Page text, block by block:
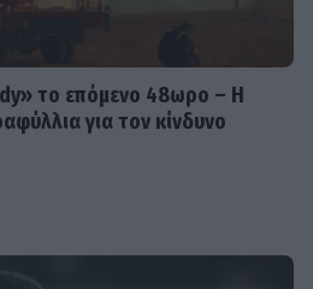
το επόμενο 48ωρο – Η
για τον κίνδυνο